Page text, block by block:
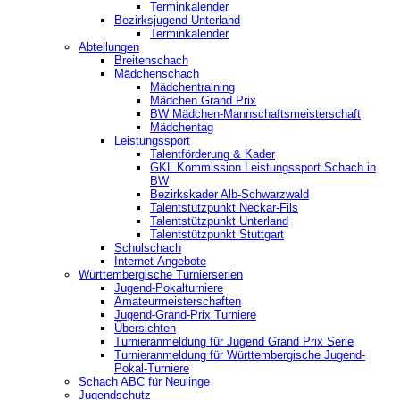
Terminkalender
Bezirksjugend Unterland
Terminkalender
Abteilungen
Breitenschach
Mädchenschach
Mädchentraining
Mädchen Grand Prix
BW Mädchen-Mannschaftsmeisterschaft
Mädchentag
Leistungssport
Talentförderung & Kader
GKL Kommission Leistungssport Schach in
BW
Bezirkskader Alb-Schwarzwald
Talentstützpunkt Neckar-Fils
Talentstützpunkt Unterland
Talentstützpunkt Stuttgart
Schulschach
Internet-Angebote
Württembergische Turnierserien
Jugend-Pokalturniere
Amateurmeisterschaften
Jugend-Grand-Prix Turniere
Übersichten
Turnieranmeldung für Jugend Grand Prix Serie
Turnieranmeldung für Württembergische Jugend-
Pokal-Turniere
Schach ABC für Neulinge
Jugendschutz